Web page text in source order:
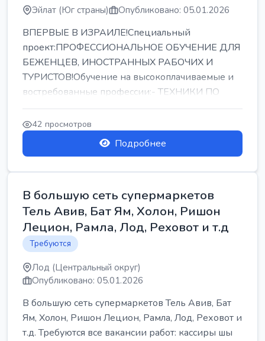
Эйлат (Юг страны) Опубликовано: 05.01.2026
ВПЕРВЫЕ В ИЗРАИЛЕ!Специальный
проект:ПРОФЕССИОНАЛЬНОЕ ОБУЧЕНИЕ ДЛЯ
БЕЖЕНЦЕВ, ИНОСТРАННЫХ РАБОЧИХ И
ТУРИСТОВ!Обучение на высокоплачиваемые и
востребованные профессии:- ТЕХНИКИ ПО
РЕМОНТУ КОНДИЦИОНЕРОВ-...
42 просмотров
Подробнее
В большую сеть супермаркетов
Тель Авив, Бат Ям, Холон, Ришон
Лецион, Рамла, Лод, Реховот и т.д
Требуются
Лод (Центральный округ)
Опубликовано: 05.01.2026
В большую сеть супермаркетов Тель Авив, Бат
Ям, Холон, Ришон Лецион, Рамла, Лод, Реховот и
т.д. Требуются все вакансии работ: кассиры шы